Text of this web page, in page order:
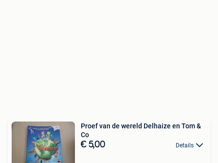
Proef van de wereld Delhaize en Tom &
Co
€ 5,00 Details